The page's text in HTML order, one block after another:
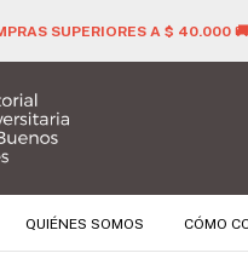
SUPERIORES A $ 40.000 🚚
QUIÉNES SOMOS CÓMO